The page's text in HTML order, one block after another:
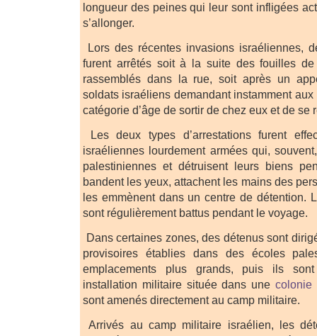
longueur des peines qui leur sont infligées
s’allonger.
Lors des récentes invasions israéliennes,
furent arrêtés soit à la suite des fouilles
rassemblés dans la rue, soit après un
soldats israéliens demandant instamment aux
catégorie d’âge de sortir de chez eux et de se
Les deux types d’arrestations furent
israéliennes lourdement armées qui,
palestiniennes et détruisent leurs biens
bandent les yeux, attachent les mains des
les emmènent dans un centre de détention.
sont régulièrement battus pendant le voyage.
Dans certaines zones, des détenus sont
provisoires établies dans des écoles
emplacements plus grands, puis ils
installation militaire située dans une colonie
sont amenés directement au camp militaire.
Arrivés au camp militaire israélien, les